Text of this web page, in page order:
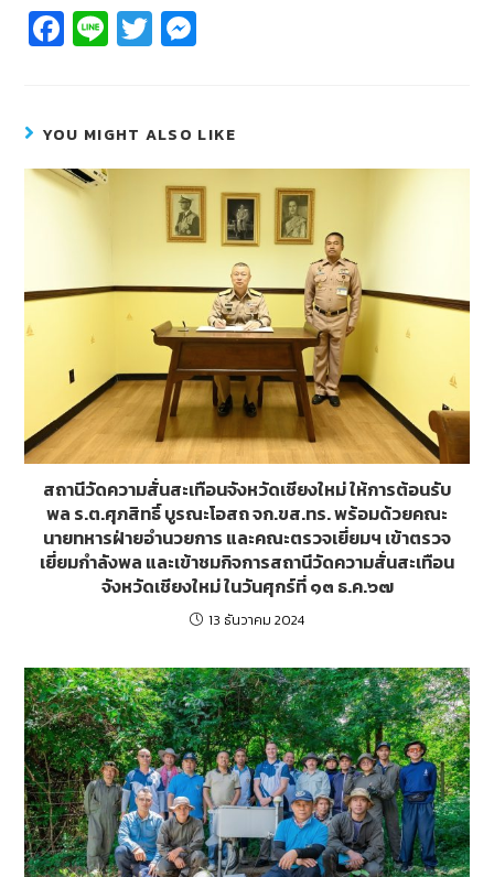
Fa
c
b
o
o
Li
n
T
wi
er e
n
g
er
YOU MIGHT ALSO LIKE
สถานีวัดความสั่นสะเทือนจังหวัดเชียงใหม่ ให้การต้อนรับ
พล ร.ต.ศุภสิทธิ์ บูรณะโอสถ จก.ขส.ทร. พร้อมด้วยคณะ
นายทหารฝ่ายอำนวยการ และคณะตรวจเยี่ยมฯ เข้าตรวจ
เยี่ยมกำลังพล และเข้าชมกิจการสถานีวัดความสั่นสะเทือน
จังหวัดเชียงใหม่ ในวันศุกร์ที่ ๑๓ ธ.ค.๖๗
13 ธันวาคม 2024